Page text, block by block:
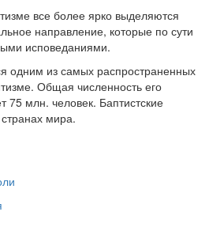
все более ярко выделяются
направление, которые по сути
исповеданиями.
одним из самых распространенных
Общая численность его
75 млн. человек. Баптистские
мира.